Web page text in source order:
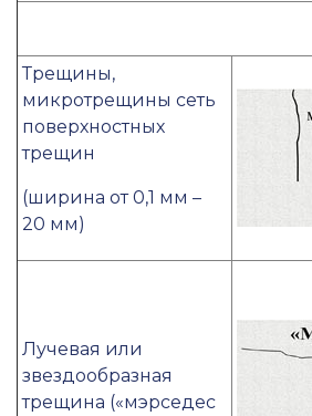
Трещины,
микротрещины сеть
поверхностных
трещин
(ширина от 0,1 мм –
20 мм)
Лучевая или
звездообразная
трещина («мэрседес